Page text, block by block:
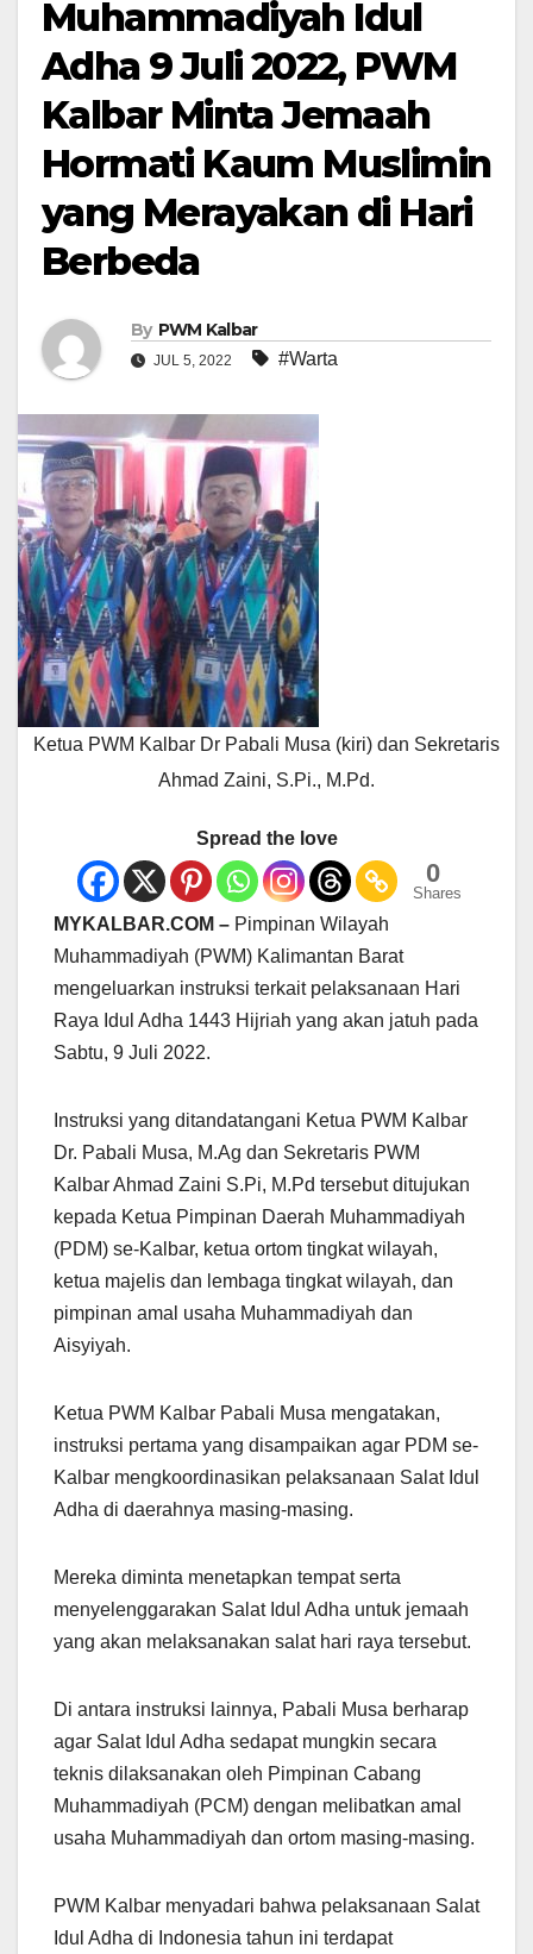
Muhammadiyah Idul
Adha 9 Juli 2022, PWM
Kalbar Minta Jemaah
Hormati Kaum Muslimin
yang Merayakan di Hari
Berbeda
By PWM Kalbar
JUL 5, 2022 #Warta
Ketua PWM Kalbar Dr Pabali Musa (kiri) dan Sekretaris
Ahmad Zaini, S.Pi., M.Pd.
Spread the love
0
Shares
MYKALBAR.COM – Pimpinan Wilayah
Muhammadiyah (PWM) Kalimantan Barat
mengeluarkan instruksi terkait pelaksanaan Hari
Raya Idul Adha 1443 Hijriah yang akan jatuh pada
Sabtu, 9 Juli 2022.
Instruksi yang ditandatangani Ketua PWM Kalbar
Dr. Pabali Musa, M.Ag dan Sekretaris PWM
Kalbar Ahmad Zaini S.Pi, M.Pd tersebut ditujukan
kepada Ketua Pimpinan Daerah Muhammadiyah
(PDM) se-Kalbar, ketua ortom tingkat wilayah,
ketua majelis dan lembaga tingkat wilayah, dan
pimpinan amal usaha Muhammadiyah dan
Aisyiyah.
Ketua PWM Kalbar Pabali Musa mengatakan,
instruksi pertama yang disampaikan agar PDM se-
Kalbar mengkoordinasikan pelaksanaan Salat Idul
Adha di daerahnya masing-masing.
Mereka diminta menetapkan tempat serta
menyelenggarakan Salat Idul Adha untuk jemaah
yang akan melaksanakan salat hari raya tersebut.
Di antara instruksi lainnya, Pabali Musa berharap
agar Salat Idul Adha sedapat mungkin secara
teknis dilaksanakan oleh Pimpinan Cabang
Muhammadiyah (PCM) dengan melibatkan amal
usaha Muhammadiyah dan ortom masing-masing.
PWM Kalbar menyadari bahwa pelaksanaan Salat
Idul Adha di Indonesia tahun ini terdapat